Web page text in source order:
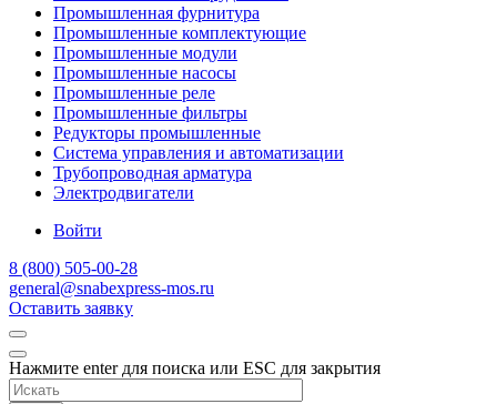
Промышленная фурнитура
Промышленные комплектующие
Промышленные модули
Промышленные насосы
Промышленные реле
Промышленные фильтры
Редукторы промышленные
Система управления и автоматизации
Трубопроводная арматура
Электродвигатели
Войти
8 (800) 505-00-28
general@snabexpress-mos.ru
Оставить заявку
Нажмите enter для поиска или ESC для закрытия